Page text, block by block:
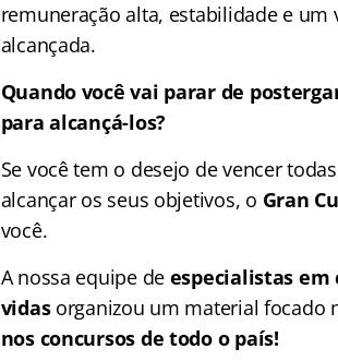
remuneração alta, estabilidade e
alcançada.
Quando você vai parar de
para alcançá-los?
Se você tem o desejo de vencer
alcançar os seus objetivos, o Gran
você.
A nossa equipe de especialistas em
vidasorganizou um material focado
nos concursos de todo o país!